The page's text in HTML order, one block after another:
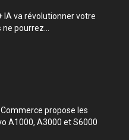
IA va révolutionner votre
pourrez...
propose les
A1000, A3000 et S6000